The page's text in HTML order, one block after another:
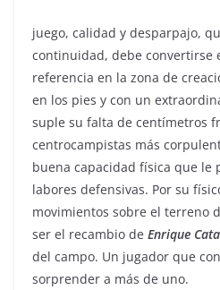
juego, calidad y desparpajo,
continuidad, debe convertirse
referencia en la zona de
en los pies y con un
suple su falta de centímetros
centrocampistas más
buena capacidad física que le
labores defensivas. Por su
movimientos sobre el terreno
ser el recambio de Enrique
del campo. Un jugador que
sorprender a más de uno.